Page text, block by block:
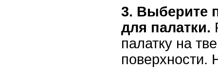
3. Выберите
для палатки.
палатку на
поверхности.